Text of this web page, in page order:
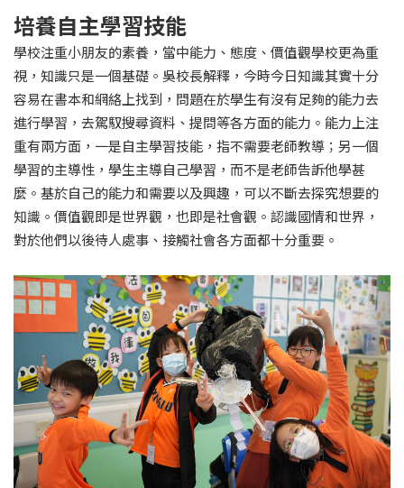
培養自主學習技能
學校注重小朋友的素養，當中能力、態度、價值觀學校更為重
視，知識只是一個基礎。吳校長解釋，今時今日知識其實十分
容易在書本和網絡上找到，問題在於學生有沒有足夠的能力去
進行學習，去駕馭搜尋資料、提問等各方面的能力。能力上注
重有兩方面，一是自主學習技能，指不需要老師教導；另一個
學習的主導性，學生主導自己學習，而不是老師告訴他學甚
麼。基於自己的能力和需要以及興趣，可以不斷去探究想要的
知識。價值觀即是世界觀，也即是社會觀。認識國情和世界，
對於他們以後待人處事、接觸社會各方面都十分重要。